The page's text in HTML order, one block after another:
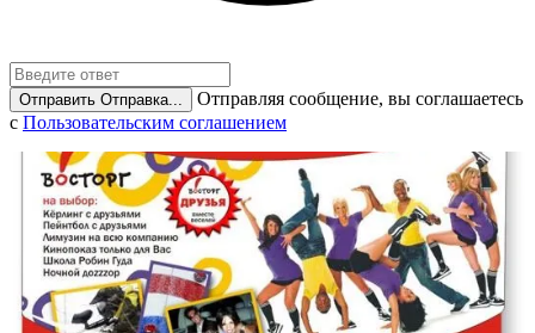
Отправить Отправка...
Отправляя сообщение, вы соглашаетесь
с Пользовательским соглашением